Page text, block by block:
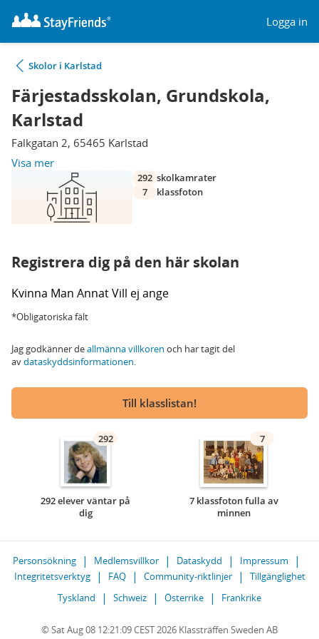
Logga in
Skolor i Karlstad
Färjestadsskolan, Grundskola,
Karlstad
Falkgatan 2, 65465 Karlstad
Visa mer
292 skolkamrater
7
klassfoton
Registrera dig på den här skolan
Kvinna Man AnnatVill ej ange
*Obligatoriska fält
Jag godkänner deallmänna villkoren och har tagit del
avdataskyddsinformationen.
Till klasslistan!
292
292 elever väntar på
dig
7
7 klassfoton fulla av
minnen
Personsökning Medlemsvillkor Dataskydd
Impressum
Integritetsverktyg
FAQ Community-riktlinjer
Tillgänglighet
Tyskland
Schweiz Österrike Frankrike
© Sat Aug 08 12:21:09 CEST 2026 Klassträffen Sweden AB